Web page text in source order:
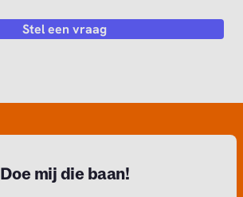
Stel een vraag
Doe mij die baan!